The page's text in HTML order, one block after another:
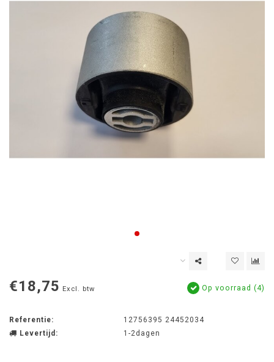
€18,75 Excl. btw Op voorraad (4)
Referentie:
12756395 24452034
Levertijd:
1-2dagen